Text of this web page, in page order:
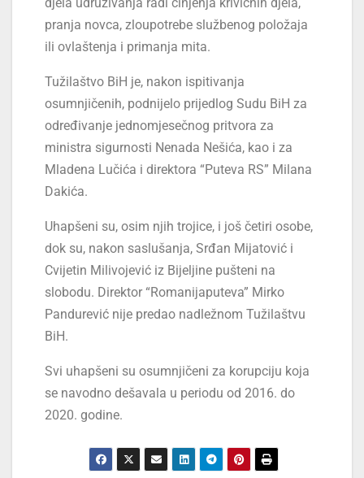
pranja novca, zloupotrebe službenog položaja
ili ovlaštenja i primanja mita.
Tužilaštvo BiH je, nakon ispitivanja
osumnjičenih, podnijelo prijedlog Sudu BiH za
određivanje jednomjesečnog pritvora za
ministra sigurnosti Nenada Nešića, kao i za
Mladena Lučića i direktora “Puteva RS” Milana
Dakića.
Uhapšeni su, osim njih trojice, i još četiri osobe,
dok su, nakon saslušanja, Srđan Mijatović i
Cvijetin Milivojević iz Bijeljine pušteni na
slobodu. Direktor “Romanijaputeva” Mirko
Pandurević nije predao nadležnom Tužilaštvu
BiH.
Svi uhapšeni su osumnjičeni za korupciju koja
se navodno dešavala u periodu od 2016. do
2020. godine.